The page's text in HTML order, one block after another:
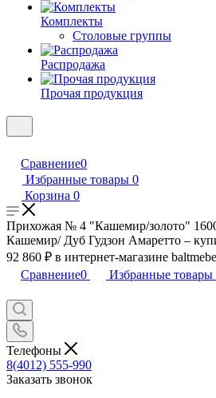
Комплекты
Столовые группы
Распродажа
Прочая продукция
Сравнение0
Избранные товары 0
Корзина 0
Прихожая № 4 "Кашемир/золото"
Кашемир/ Дуб Гудзон Амаретто –
92 860 ₽ в интернет-магазине
Сравнение0 Избранные товары
Телефоны
8(4012) 555-990
Заказать звонок